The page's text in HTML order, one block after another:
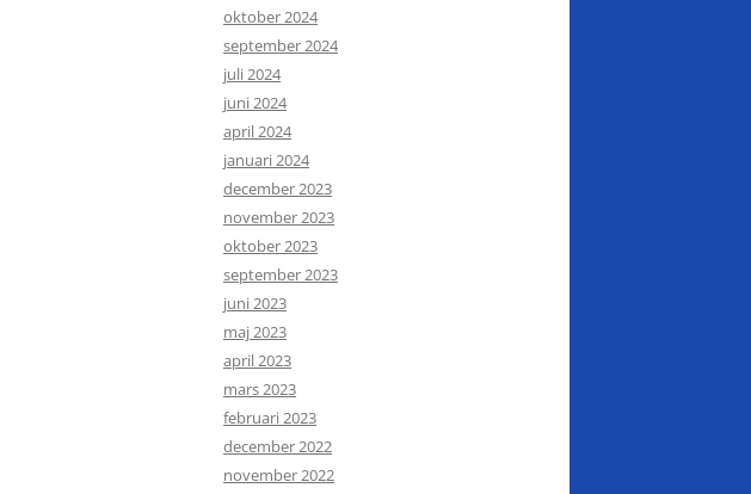
oktober 2024
september 2024
juli 2024
juni 2024
april 2024
januari 2024
december 2023
november 2023
oktober 2023
september 2023
juni 2023
maj 2023
april 2023
mars 2023
februari 2023
december 2022
november 2022